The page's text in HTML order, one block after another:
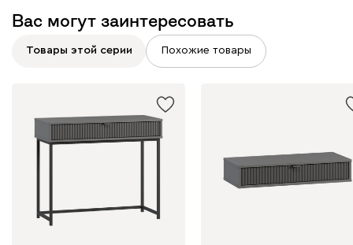
Вас могут заинтересовать
Товары этой серии Похожие товары